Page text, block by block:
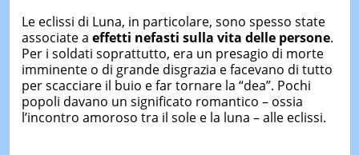
Le eclissi di Luna, in particolare, sono spesso state
associate a effetti nefasti sulla vita delle persone.
Per i soldati soprattutto, era un presagio di morte
imminente o di grande disgrazia e facevano di tutto
per scacciare il buio e far tornare la “dea”. Pochi
popoli davano un significato romantico – ossia
l’incontro amoroso tra il sole e la luna – alle eclissi.